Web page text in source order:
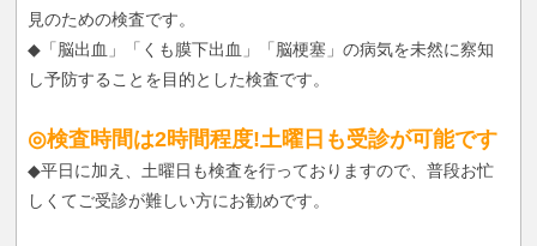
見のための検査です。
◆「脳出血」「くも膜下出血」「脳梗塞」の病気を未然に察知
し予防することを目的とした検査です。
◎検査時間は2時間程度!土曜日も受診が可能です
◆平日に加え、土曜日も検査を行っておりますので、普段お忙
しくてご受診が難しい方にお勧めです。